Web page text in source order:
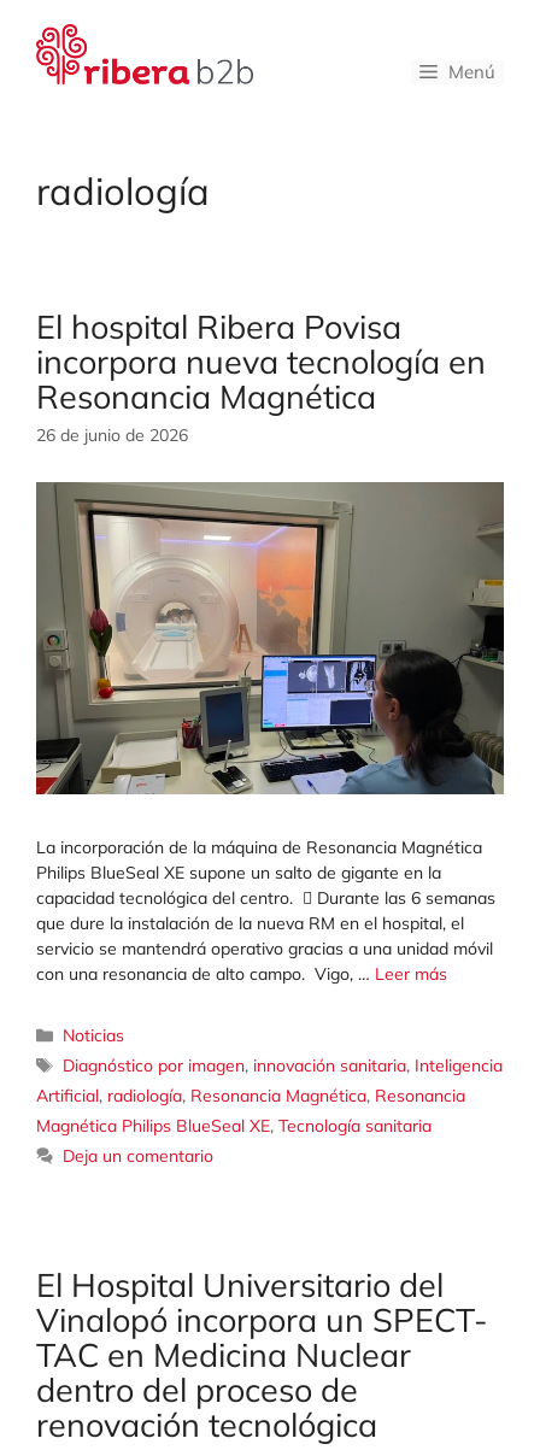
contenido
Menú
radiología
El hospital Ribera Povisa
incorpora nueva tecnología en
Resonancia Magnética
26 de junio de 2026
La incorporación de la máquina de Resonancia Magnética
Philips BlueSeal XE supone un salto de gigante en la
capacidad tecnológica del centro.  Durante las 6 semanas
que dure la instalación de la nueva RM en el hospital, el
servicio se mantendrá operativo gracias a una unidad móvil
con una resonancia de alto campo. Vigo, … Leer más
Categorías
Noticias
Etiquetas
Diagnóstico por imagen, innovación sanitaria, Inteligencia
Artificial, radiología, Resonancia Magnética, Resonancia
Magnética Philips BlueSeal XE, Tecnología sanitaria
Deja un comentario
El Hospital Universitario del
Vinalopó incorpora un SPECT-
TAC en Medicina Nuclear
dentro del proceso de
renovación tecnológica